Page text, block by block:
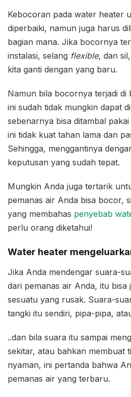
Kebocoran pada water heater
diperbaiki, namun juga harus
bagian mana. Jika bocornya
instalasi, selang flexible, dan
kita ganti dengan yang baru.
Namun bila bocornya terjadi di
ini sudah tidak mungkin dapat
sebenarnya bisa ditambal
ini tidak kuat tahan lama dan
Sehingga, menggantinya
keputusan yang sudah tepat.
Mungkin Anda juga tertarik
pemanas air Anda bisa bocor,
yang membahas penyebab
perlu orang diketahui!
Water heater
Jika Anda mendengar suara-
dari pemanas air Anda, itu bisa
sesuatu yang rusak. Suara-
tangki itu sendiri, pipa-pipa,
..dan bila suara itu sampai
sekitar, atau bahkan membuat
nyaman, ini pertanda bahwa
pemanas air yang terbaru.